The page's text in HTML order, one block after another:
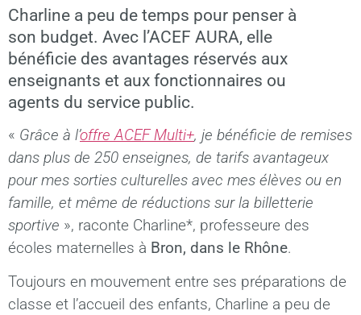
Charline a peu de temps pour penser à
son budget. Avec l’ACEF AURA, elle
bénéficie des avantages réservés aux
enseignants et aux fonctionnaires ou
agents du service public.
« Grâce à l’offre ACEF Multi+, je bénéficie de remises
dans plus de 250 enseignes, de tarifs avantageux
pour mes sorties culturelles avec mes élèves ou en
famille, et même de réductions sur la billetterie
sportive », raconte Charline*, professeure des
écoles maternelles à Bron, dans le Rhône.
Toujours en mouvement entre ses préparations de
classe et l’accueil des enfants, Charline a peu de